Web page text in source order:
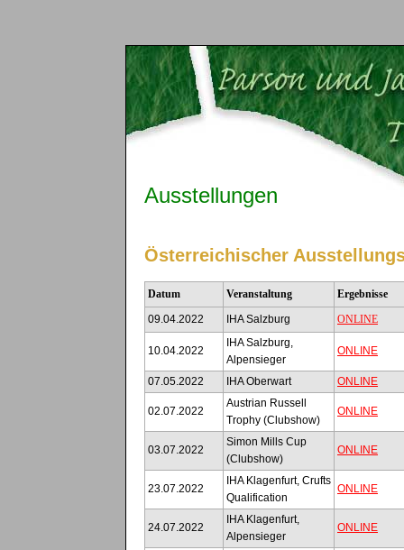
Ausstellungen
Österreichischer
Datum Veranstaltung
Ergebnisse
09.04.2022
IHA Salzburg ONLINE
10.04.2022
IHA Salzburg,
Alpensieger
ONLINE
07.05.2022 IHA Oberwart ONLINE
02.07.2022
Austrian Russell
Trophy (Clubshow)
ONLINE
03.07.2022
Simon Mills Cup
(Clubshow)
ONLINE
23.07.2022
IHA Klagenfurt, Crufts
Qualification
ONLINE
24.07.2022
IHA Klagenfurt,
Alpensieger
ONLINE